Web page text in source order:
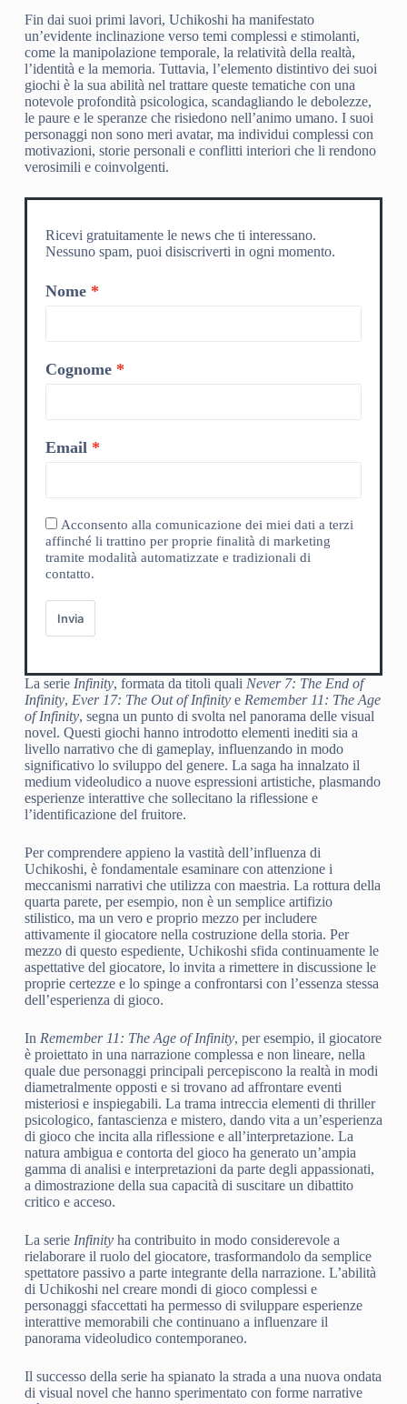
Fin dai suoi primi lavori, Uchikoshi ha manifestato
un’evidente inclinazione verso temi complessi e stimolanti,
come la manipolazione temporale, la relatività della realtà,
l’identità e la memoria. Tuttavia, l’elemento distintivo dei suoi
giochi è la sua abilità nel trattare queste tematiche con una
notevole profondità psicologica, scandagliando le debolezze,
le paure e le speranze che risiedono nell’animo umano. I suoi
personaggi non sono meri avatar, ma individui complessi con
motivazioni, storie personali e conflitti interiori che li rendono
verosimili e coinvolgenti.
Ricevi gratuitamente le news che ti interessano.
Nessuno spam, puoi disiscriverti in ogni momento.
Nome
Cognome
Email
Acconsento alla comunicazione dei miei dati a terzi
affinché li trattino per proprie finalità di marketing
tramite modalità automatizzate e tradizionali di
contatto.
Invia
La serie Infinity, formata da titoli quali Never 7: The End of
Infinity, Ever 17: The Out of Infinitye Remember 11: The Age
of Infinity, segna un punto di svolta nel panorama delle visual
novel. Questi giochi hanno introdotto elementi inediti sia a
livello narrativo che di gameplay, influenzando in modo
significativo lo sviluppo del genere. La saga ha innalzato il
medium videoludico a nuove espressioni artistiche, plasmando
esperienze interattive che sollecitano la riflessione e
l’identificazione del fruitore.
Per comprendere appieno la vastità dell’influenza di
Uchikoshi, è fondamentale esaminare con attenzione i
meccanismi narrativi che utilizza con maestria. La rottura della
quarta parete, per esempio, non è un semplice artifizio
stilistico, ma un vero e proprio mezzo per includere
attivamente il giocatore nella costruzione della storia. Per
mezzo di questo espediente, Uchikoshi sfida continuamente le
aspettative del giocatore, lo invita a rimettere in discussione le
proprie certezze e lo spinge a confrontarsi con l’essenza stessa
dell’esperienza di gioco.
In Remember 11: The Age of Infinity, per esempio, il giocatore
è proiettato in una narrazione complessa e non lineare, nella
quale due personaggi principali percepiscono la realtà in modi
diametralmente opposti e si trovano ad affrontare eventi
misteriosi e inspiegabili. La trama intreccia elementi di thriller
psicologico, fantascienza e mistero, dando vita a un’esperienza
di gioco che incita alla riflessione e all’interpretazione. La
natura ambigua e contorta del gioco ha generato un’ampia
gamma di analisi e interpretazioni da parte degli appassionati,
a dimostrazione della sua capacità di suscitare un dibattito
critico e acceso.
La serie Infinityha contribuito in modo considerevole a
rielaborare il ruolo del giocatore, trasformandolo da semplice
spettatore passivo a parte integrante della narrazione. L’abilità
di Uchikoshi nel creare mondi di gioco complessi e
personaggi sfaccettati ha permesso di sviluppare esperienze
interattive memorabili che continuano a influenzare il
panorama videoludico contemporaneo.
Il successo della serie ha spianato la strada a una nuova ondata
di visual novel che hanno sperimentato con forme narrative